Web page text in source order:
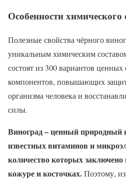
Особенности химического
Полезные свойства чёрного
уникальным химическим
состоят из 300 вариантов ценных
компонентов, повышающих
организма человека и
силы.
Виноград – ценный природный
известных витаминов и
количество которых
кожуре и косточках.Поэтому,